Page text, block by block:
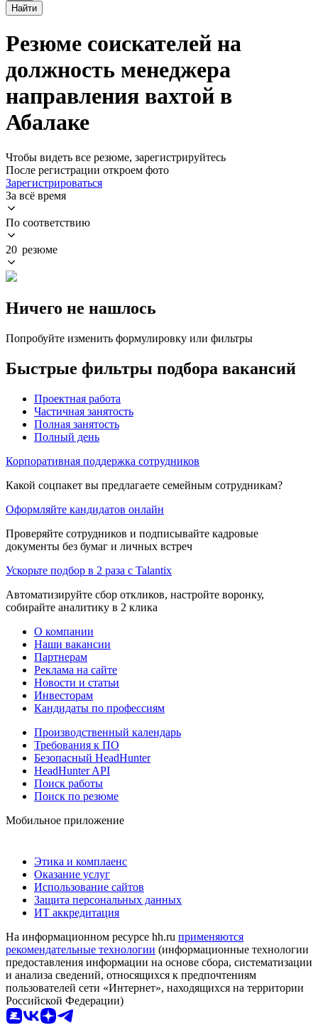
Найти
Резюме соискателей на
должность менеджера
направления вахтой в
Абалаке
Чтобы видеть все резюме, зарегистрируйтесь
После регистрации откроем фото
Зарегистрироваться
За всё время
По соответствию
20 резюме
Ничего не нашлось
Попробуйте изменить формулировку или фильтры
Быстрые фильтры подбора вакансий
Проектная работа
Частичная занятость
Полная занятость
Полный день
Корпоративная поддержка сотрудников
Какой соцпакет вы предлагаете семейным сотрудникам?
Оформляйте кандидатов онлайн
Проверяйте сотрудников и подписывайте кадровые
документы без бумаг и личных встреч
Ускорьте подбор в 2 раза с Talantix
Автоматизируйте сбор откликов, настройте воронку,
собирайте аналитику в 2 клика
О компании
Наши вакансии
Партнерам
Реклама на сайте
Новости и статьи
Инвесторам
Кандидаты по профессиям
Производственный календарь
Требования к ПО
Безопасный HeadHunter
HeadHunter API
Поиск работы
Поиск по резюме
Мобильное приложение
Этика и комплаенс
Оказание услуг
Использование сайтов
Защита персональных данных
ИТ аккредитация
На информационном ресурсе hh.ru применяются
рекомендательные технологии (информационные технологии
предоставления информации на основе сбора, систематизации
и анализа сведений, относящихся к предпочтениям
пользователей сети «Интернет», находящихся на территории
Российской Федерации)